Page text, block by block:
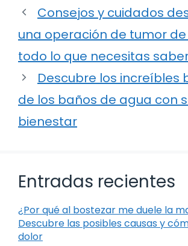
Consejos y cuidados
una operación de tumor
todo lo que necesitas
Descubre los increíbles
de los baños de agua con
bienestar
Entradas recientes
¿Por qué al bostezar me duele la
Descubre las posibles causas y
dolor